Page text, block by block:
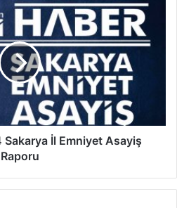
İl Emniyet Asayiş
Raporu